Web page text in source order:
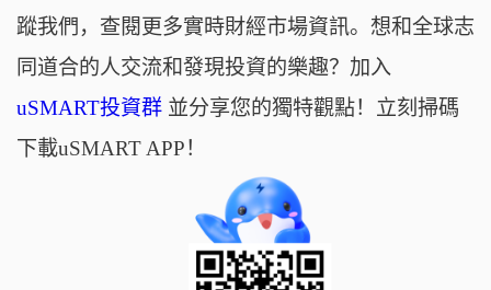
蹤我們，查閱更多實時財經市場資訊。想和全球志
同道合的人交流和發現投資的樂趣？加入
uSMART投資群並分享您的獨特觀點！立刻掃碼
下載uSMART APP！